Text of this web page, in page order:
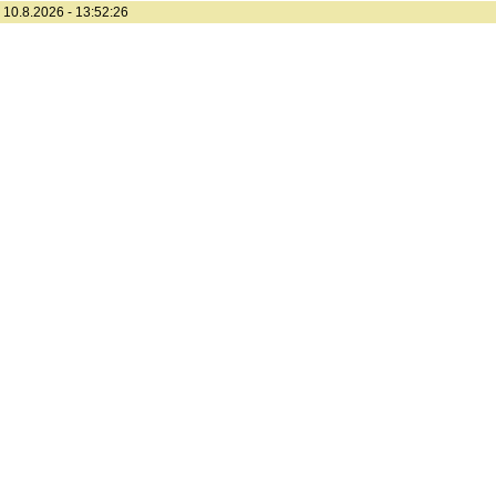
10.8.2026 - 13:52:26